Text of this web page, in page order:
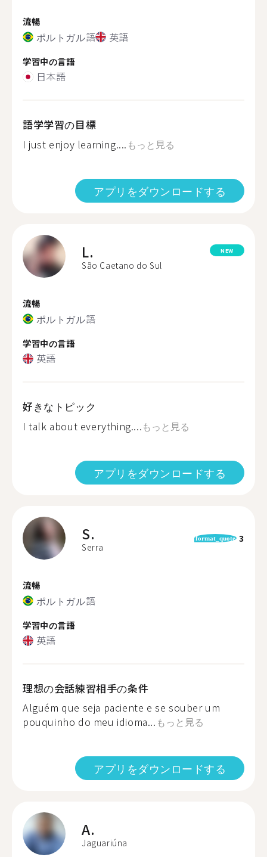
流暢
ポルトガル語 英語
学習中の言語
日本語
語学学習の目標
I just enjoy learning.... もっと見る
アプリをダウンロードする
L.
São Caetano do Sul
NEW
流暢
ポルトガル語
学習中の言語
英語
好きなトピック
I talk about everything....もっと見る
アプリをダウンロードする
S.
Serra
format_quote 3
流暢
ポルトガル語
学習中の言語
英語
理想の会話練習相手の条件
Alguém que seja paciente e se souber um
pouquinho do meu idioma... もっと見る
アプリをダウンロードする
A.
Jaguariúna